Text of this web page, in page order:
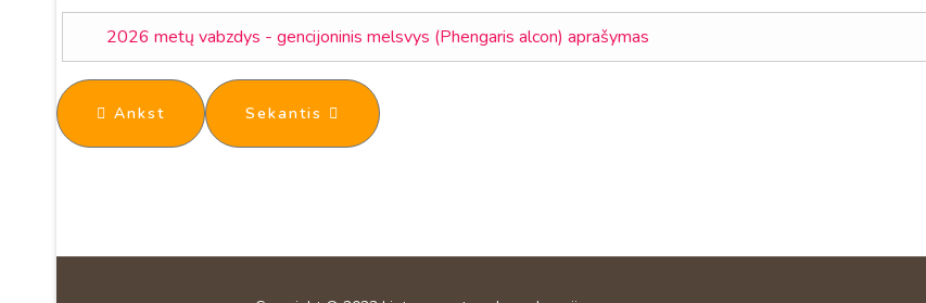
2026 metų vabzdys - gencijoninis melsvys (Phengaris alcon) aprašymas
Ankstesnis straipsnis: EPIC Butterfly mokymai – pirmasis žingsnis į dieninių drugių stebėseną
Ankst Kitas straipsnis: Visuotinis LED narių suvažiavimas 2025 gruodžio 13 d.
Sekantis